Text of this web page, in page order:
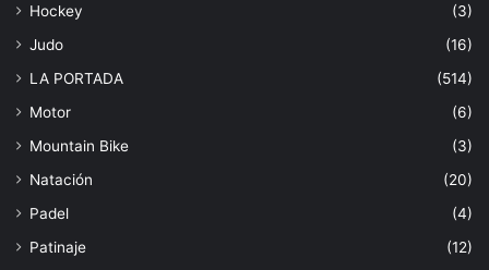
Hockey
(3)
Judo
(16)
LA PORTADA
(514)
Motor
(6)
Mountain Bike
(3)
Natación
(20)
Padel
(4)
Patinaje
(12)